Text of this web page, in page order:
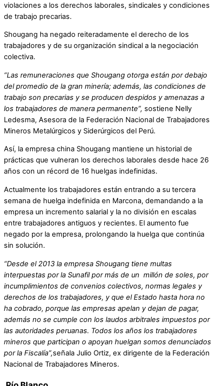
violaciones a los derechos laborales, sindicales y condiciones
de trabajo precarias.
Shougang ha negado reiteradamente el derecho de los
trabajadores y de su organización sindical a la negociación
colectiva.
“Las remuneraciones que Shougang otorga están por debajo
del promedio de la gran minería; además, las condiciones de
trabajo son precarias y se producen despidos y amenazas a
los trabajadores de manera permanente”, sostiene Nelly
Ledesma, Asesora de la Federación Nacional de Trabajadores
Mineros Metalúrgicos y Siderúrgicos del Perú.
Así, la empresa china Shougang mantiene un historial de
prácticas que vulneran los derechos laborales desde hace 26
años con un récord de 16 huelgas indefinidas.
Actualmente los trabajadores están entrando a su tercera
semana de huelga indefinida en Marcona, demandando a la
empresa un incremento salarial y la no división en escalas
entre trabajadores antiguos y recientes. El aumento fue
negado por la empresa, prolongando la huelga que continúa
sin solución.
“Desde el 2013 la empresa Shougang tiene multas
interpuestas por la Sunafil por más de un millón de soles, por
incumplimientos de convenios colectivos, normas legales y
derechos de los trabajadores, y que el Estado hasta hora no
ha cobrado, porque las empresas apelan y dejan de pagar,
además no se cumple con los laudos arbitrales impuestos por
las autoridades peruanas. Todos los años los trabajadores
mineros que participan o apoyan huelgan somos denunciados
por la Fiscalía”,señala Julio Ortiz, ex dirigente de la Federación
Nacional de Trabajadores Mineros.